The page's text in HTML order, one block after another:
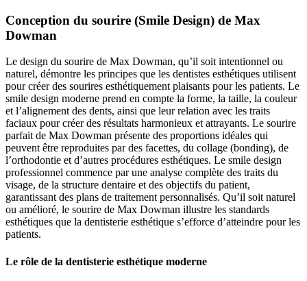
Conception du sourire (Smile Design) de Max
Dowman
Le design du sourire de Max Dowman, qu’il soit intentionnel ou
naturel, démontre les principes que les dentistes esthétiques utilisent
pour créer des sourires esthétiquement plaisants pour les patients. Le
smile design moderne prend en compte la forme, la taille, la couleur
et l’alignement des dents, ainsi que leur relation avec les traits
faciaux pour créer des résultats harmonieux et attrayants. Le sourire
parfait de Max Dowman présente des proportions idéales qui
peuvent être reproduites par des facettes, du collage (bonding), de
l’orthodontie et d’autres procédures esthétiques. Le smile design
professionnel commence par une analyse complète des traits du
visage, de la structure dentaire et des objectifs du patient,
garantissant des plans de traitement personnalisés. Qu’il soit naturel
ou amélioré, le sourire de Max Dowman illustre les standards
esthétiques que la dentisterie esthétique s’efforce d’atteindre pour les
patients.
Le rôle de la dentisterie esthétique moderne